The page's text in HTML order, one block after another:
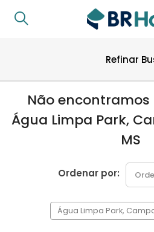
Refinar
Não
Água Limpa Park,
MS
Ordenar por:
Água Limpa Park,